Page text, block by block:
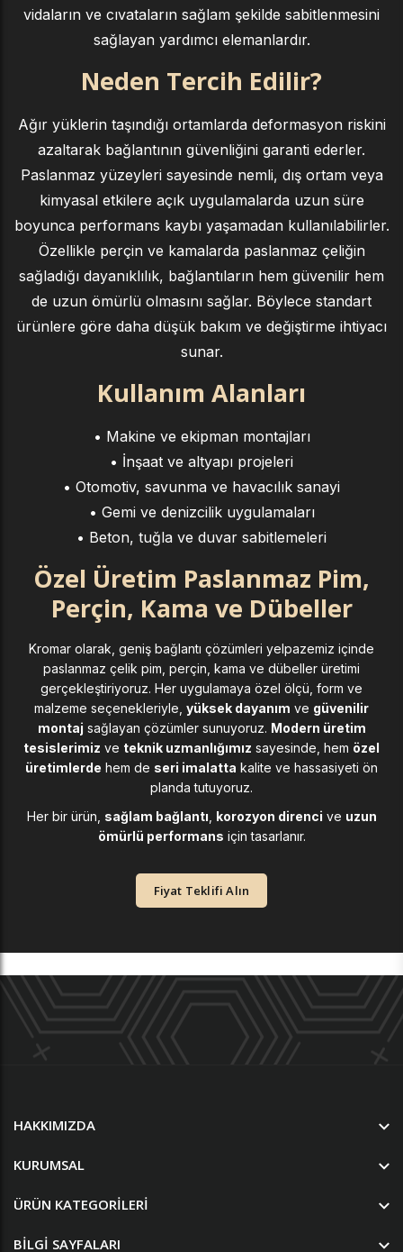
vidaların ve cıvataların sağlam şekilde sabitlenmesini
sağlayan yardımcı elemanlardır.
Neden Tercih Edilir?
Ağır yüklerin taşındığı ortamlarda deformasyon riskini
azaltarak bağlantının güvenliğini garanti ederler.
Paslanmaz yüzeyleri sayesinde nemli, dış ortam veya
kimyasal etkilere açık uygulamalarda uzun süre
boyunca performans kaybı yaşamadan kullanılabilirler.
Özellikle perçin ve kamalarda paslanmaz çeliğin
sağladığı dayanıklılık, bağlantıların hem güvenilir hem
de uzun ömürlü olmasını sağlar. Böylece standart
ürünlere göre daha düşük bakım ve değiştirme ihtiyacı
sunar.
Kullanım Alanları
• Makine ve ekipman montajları
• İnşaat ve altyapı projeleri
• Otomotiv, savunma ve havacılık sanayi
• Gemi ve denizcilik uygulamaları
• Beton, tuğla ve duvar sabitlemeleri
Özel Üretim Paslanmaz Pim,
Perçin, Kama ve Dübeller
Kromar olarak, geniş bağlantı çözümleri yelpazemiz içinde
paslanmaz çelik pim, perçin, kama ve dübeller üretimi
gerçekleştiriyoruz. Her uygulamaya özel ölçü, form ve
malzeme seçenekleriyle, yüksek dayanım ve güvenilir
montaj sağlayan çözümler sunuyoruz. Modern üretim
tesislerimiz ve teknik uzmanlığımız sayesinde, hem özel
üretimlerde hem de seri imalatta kalite ve hassasiyeti ön
planda tutuyoruz.
Her bir ürün, sağlam bağlantı korozyon direnci ve uzun
ömürlü performans için tasarlanır.
Fiyat Teklifi Alın
HAKKIMIZDA
KURUMSAL
ÜRÜN KATEGORILERI
BILGI SAYFALARI